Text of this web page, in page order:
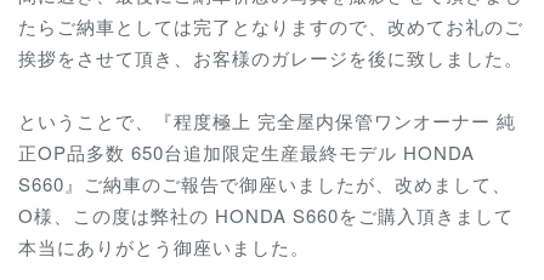
たらご納車としては完了となりますので、改めてお礼のご
挨拶をさせて頂き、お客様のガレージを後に致しました。
ということで、『程度極上 完全屋内保管ワンオーナー 純
正OP品多数 650台追加限定生産最終モデル HONDA
S660』ご納車のご報告で御座いましたが、改めまして、
O様、この度は弊社の HONDA S660をご購入頂きまして
本当にありがとう御座いました。